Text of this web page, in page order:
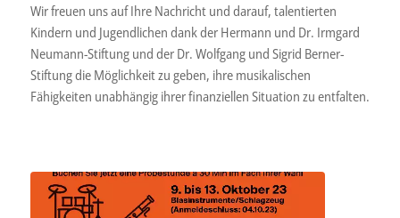
Wir freuen uns auf Ihre Nachricht und darauf, talentierten
Kindern und Jugendlichen dank der Hermann und Dr. Irmgard
Neumann-Stiftung und der Dr. Wolfgang und Sigrid Berner-
Stiftung die Möglichkeit zu geben, ihre musikalischen
Fähigkeiten unabhängig ihrer finanziellen Situation zu entfalten.